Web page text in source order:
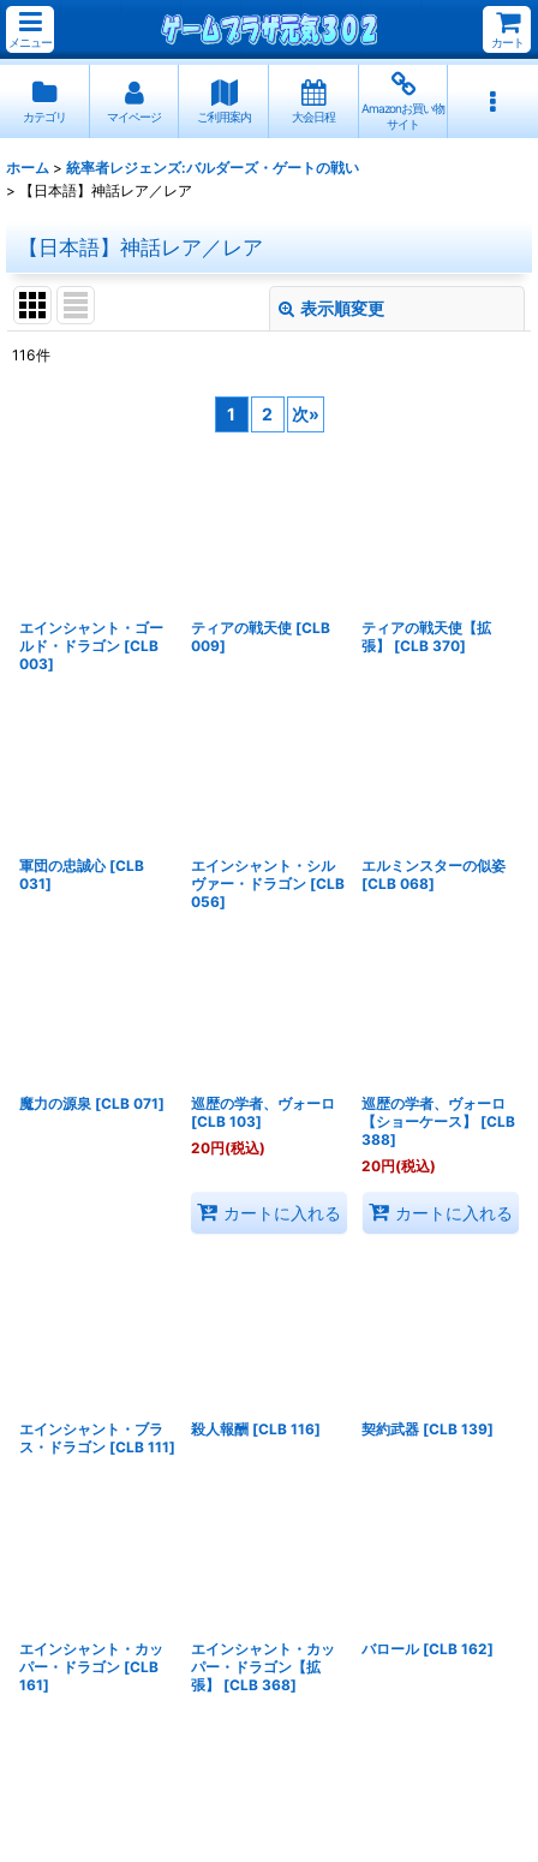
メニュー カート
カテゴリ マイページ ご利用案内 大会日程
Amazonお買い物
サイト
ホーム > 統率者レジェンズ:バルダーズ・ゲートの戦い
>
【日本語】神話レア／レア
【日本語】神話レア／レア
表示順変更
116件
1 2 次»
エインシャント・ゴー
ルド・ドラゴン [CLB
003]
ティアの戦天使 [CLB
009]
ティアの戦天使【拡
張】
[CLB 370]
軍団の忠誠心 [CLB
031]
エインシャント・シル
ヴァー・ドラゴン [CLB
056]
エルミンスターの似姿
[CLB 068]
魔力の源泉 [CLB 071]
巡歴の学者、ヴォーロ
[CLB 103]
20円(税込)
カートに入れる
巡歴の学者、ヴォーロ
【ショーケース】
[CLB
388]
20円(税込)
カートに入れる
エインシャント・ブラ
ス・ドラゴン [CLB 111]
殺人報酬 [CLB 116] 契約武器 [CLB 139]
エインシャント・カッ
パー・ドラゴン [CLB
161]
エインシャント・カッ
パー・ドラゴン【拡
張】
[CLB 368]
バロール [CLB 162]